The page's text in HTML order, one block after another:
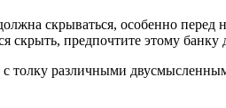
скрываться, особенно перед
скрыть, предпочтите этому банку
толку различными